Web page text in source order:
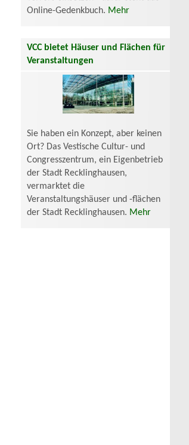
Online-Gedenkbuch. Mehr
VCC bietet Häuser und Flächen für
Veranstaltungen
Sie haben ein Konzept, aber keinen
Ort? Das Vestische Cultur- und
Congresszentrum, ein Eigenbetrieb
der Stadt Recklinghausen,
vermarktet die
Veranstaltungshäuser und -flächen
der Stadt Recklinghausen. Mehr